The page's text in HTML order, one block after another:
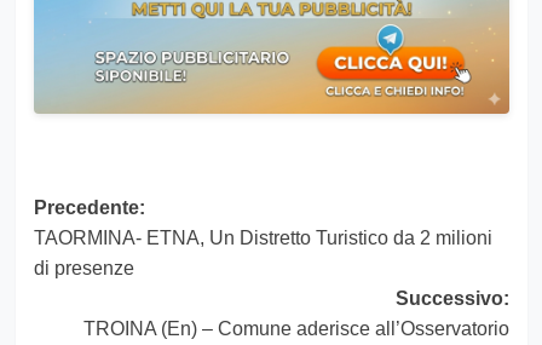
Navigazione
articolo
Precedente:
TAORMINA- ETNA, Un Distretto Turistico da 2 milioni
di presenze
Successivo:
TROINA (En) – Comune aderisce all’Osservatorio